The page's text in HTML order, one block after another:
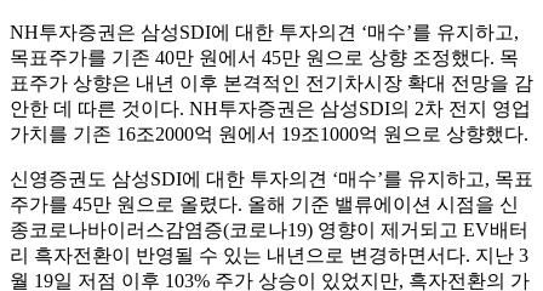
NH투자증권은 삼성SDI에 대한 투자의견 ‘매수’를 유지하고,
목표주가를 기존 40만 원에서 45만 원으로 상향 조정했다. 목
표주가 상향은 내년 이후 본격적인 전기차시장 확대 전망을 감
안한 데 따른 것이다. NH투자증권은 삼성SDI의 2차 전지 영업
가치를 기존 16조2000억 원에서 19조1000억 원으로 상향했다.
신영증권도 삼성SDI에 대한 투자의견 ‘매수’를 유지하고, 목표
주가를 45만 원으로 올렸다. 올해 기준 밸류에이션 시점을 신
종코로나바이러스감염증(코로나19) 영향이 제거되고 EV배터
리 흑자전환이 반영될 수 있는 내년으로 변경하면서다. 지난 3
월 19일 저점 이후 103% 주가 상승이 있었지만, 흑자전환의 가